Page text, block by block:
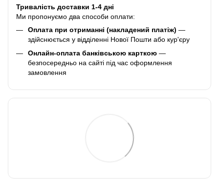
Тривалість доставки 1-4 дні
Ми пропонуємо два способи оплати:
Оплата при отриманні (накладений платіж) —
здійснюється у відділенні Нової Пошти або кур'єру
Онлайн-оплата банківською карткою —
безпосередньо на сайті під час оформлення
замовлення